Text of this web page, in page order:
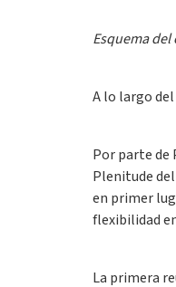
Esquema
A lo largo
Por parte de
Plenitude
en primer
flexibilidad
La primera